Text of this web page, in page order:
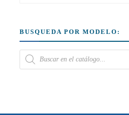
BUSQUEDA POR MODELO: